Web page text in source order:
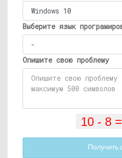
Выберите язык
Опишите свою проблему
Получить